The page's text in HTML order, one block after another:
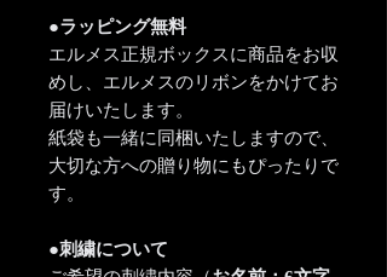
●ラッピング無料
エルメス正規ボックスに商品をお収
めし、エルメスのリボンをかけてお
届けいたします。
紙袋も一緒に同梱いたしますので、
大切な方への贈り物にもぴったりで
す。
●刺繍について